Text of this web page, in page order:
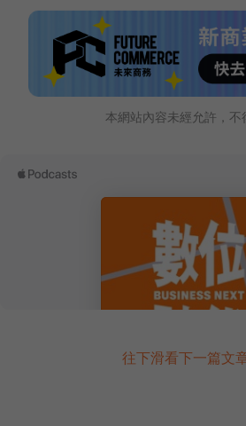
本網站內容未經允許，不
往下滑看下一篇文